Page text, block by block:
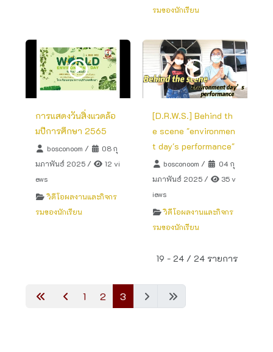
รมของนักเรียน
การแสดงวันสิ่งแวดล้อ
มปีการศึกษา 2565
bosconoom /
08 กุ
มภาพันธ์ 2025/
12 vi
ews
วิดีโอผลงานและกิจกร
รมของนักเรียน
[D.R.W.S.] Behind th
e scene "environmen
t day's performance"
bosconoom /
04 กุ
มภาพันธ์ 2025/
35 v
iews
วิดีโอผลงานและกิจกร
รมของนักเรียน
19 - 24 / 24 รายการ
1 2 3